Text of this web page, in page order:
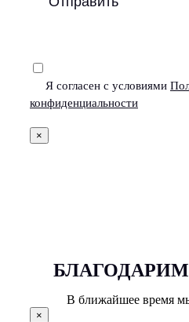
Я согласен с условиями
конфиденциальности
×
БЛАГОДАРИМ
В ближайшее время
×